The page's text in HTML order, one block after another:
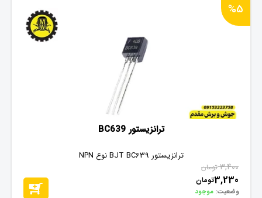
%5
ترانزیستور BC639
ترانزیستور BJT BC639 نوع NPN
3,400 تومان
3,230تومان
وضعیت: موجود